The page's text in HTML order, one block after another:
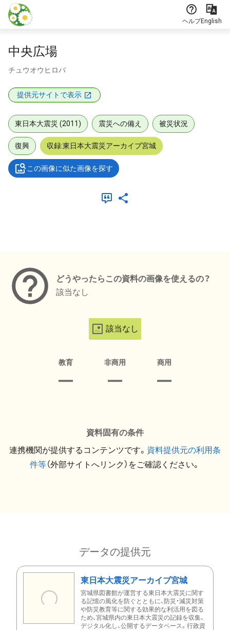
本文に飛ぶ
ヘルプEnglish
中央広場
チュウオウヒロバ
提供元サイトで表示
東日本大震災 (2011) 震災への備え 被災状況
復興 収録:東日本大震災アーカイブ宮城
この画像に似た画像を探す
どうやったらこの資料の画像を使えるの？
該当なし
該当なし
教育 非商用 商用
資料固有の条件
連携機関が提供するコンテンツです。 資料提供元の利用条
件等（外部サイトへリンク）をご確認ください。
データの提供元
東日本大震災アーカイブ宮城
宮城県図書館が運営する東日本大震災に関す
る記憶の風化を防ぐとともに、防災・減災対策
や防災教育等に関する効果的な利活用を図る
ため、宮城県内の東日本大震災の記録を収集、
デジタル化し、公開するデータベース。行政資